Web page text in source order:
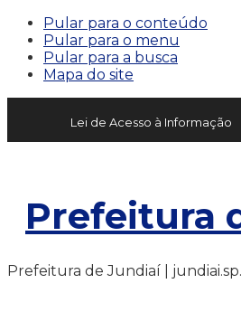
Pular para o conteúdo
Pular para o menu
Pular para a busca
Mapa do site
Lei de Acesso à Informação
Prefeitura
Prefeitura de Jundiaí |